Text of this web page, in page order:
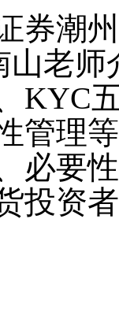
券潮
山老师
KYC
管理
必要
投资